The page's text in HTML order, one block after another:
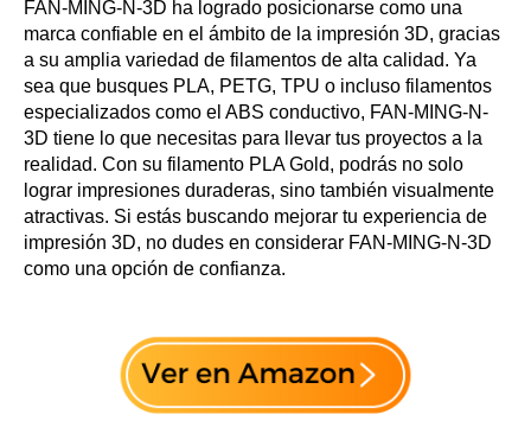
FAN-MING-N-3D ha logrado posicionarse como una
marca confiable en el ámbito de la impresión 3D, gracias
a su amplia variedad de filamentos de alta calidad. Ya
sea que busques PLA, PETG, TPU o incluso filamentos
especializados como el ABS conductivo, FAN-MING-N-
3D tiene lo que necesitas para llevar tus proyectos a la
realidad. Con su filamento PLA Gold, podrás no solo
lograr impresiones duraderas, sino también visualmente
atractivas. Si estás buscando mejorar tu experiencia de
impresión 3D, no dudes en considerar FAN-MING-N-3D
como una opción de confianza.